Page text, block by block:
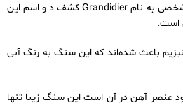
این نگین برای اولین بار توسط شخصی به نام Grandidier کشف د و اسم این
است.
باعث شده‌اند که این سنگ به رنگ آبی
عنصر آهن در آن است این سنگ زیبا تنها